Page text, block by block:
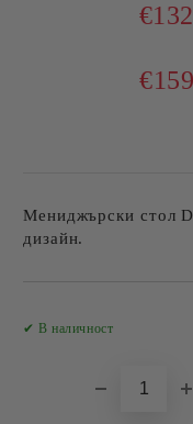
Мениджърски стол
дизайн.
✔ В наличност